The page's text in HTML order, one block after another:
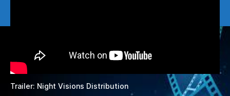
Trailer: Night Visions Distribution